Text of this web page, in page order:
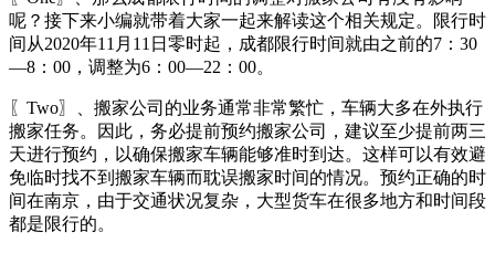
呢？接下来小编就带着大家一起来解读这个相关规定。限行时
间从2020年11月11日零时起，成都限行时间就由之前的7：30
—8：00，调整为6：00—22：00。
〖Two〗、搬家公司的业务通常非常繁忙，车辆大多在外执行
搬家任务。因此，务必提前预约搬家公司，建议至少提前两三
天进行预约，以确保搬家车辆能够准时到达。这样可以有效避
免临时找不到搬家车辆而耽误搬家时间的情况。预约正确的时
间在南京，由于交通状况复杂，大型货车在很多地方和时间段
都是限行的。